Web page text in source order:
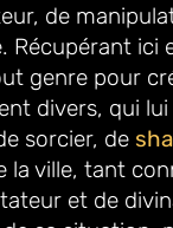
de
Récupérant ici
genre pour
divers, qui
sorcier, de
la ville, tant
et de